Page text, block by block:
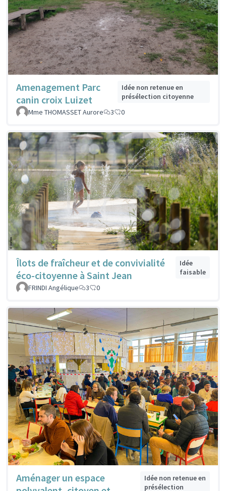
Amenagement Parc
canin croix Luizet
Idée non retenue en
présélection citoyenne
Mme THOMASSET Aurore
3 0
Îlots de fraîcheur et de convivialité
éco-citoyenne à Saint Jean
Idée
faisable
FRINDI Angélique
3 0
Aménager un espace
Idée non retenue en
présélection